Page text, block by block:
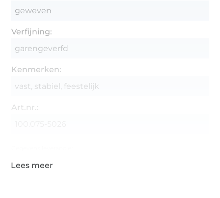
geweven
Verfijning:
garengeverfd
Kenmerken:
vast, stabiel, feestelijk
Art.nr.: